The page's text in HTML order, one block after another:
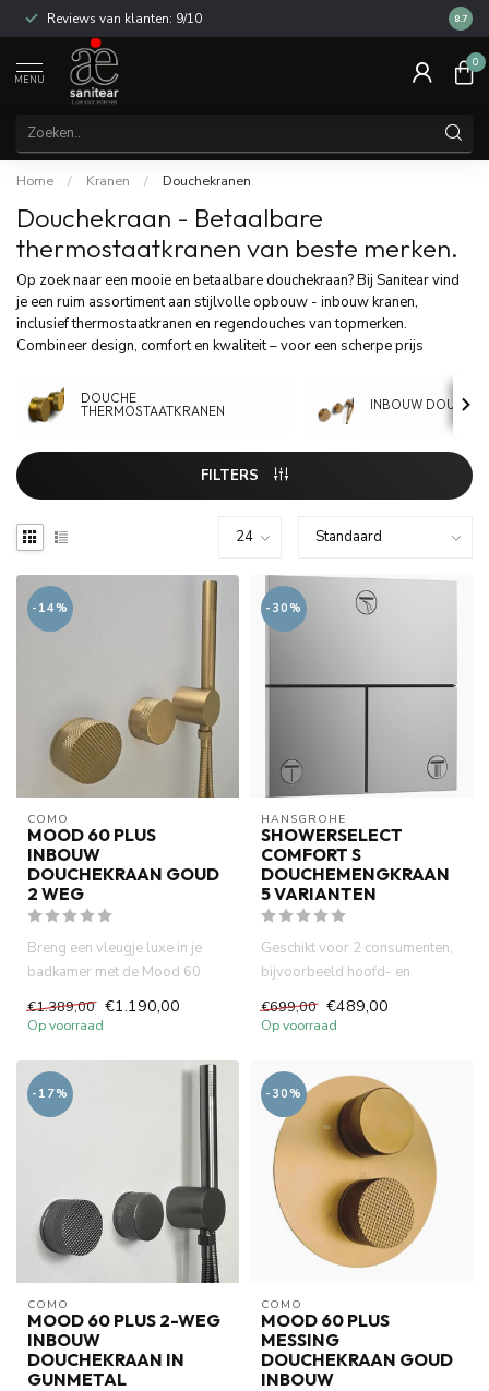
Reviews van klanten: 9/10 14
8.7
MENU
0
Home / Kranen / Douchekranen
Douchekraan - Betaalbare
thermostaatkranen van beste merken.
Op zoek naar een mooie en betaalbare douchekraan? Bij Sanitear vind
je een ruim assortiment aan stijlvolle opbouw - inbouw kranen,
inclusief thermostaatkranen en regendouches van topmerken.
Combineer design, comfort en kwaliteit – voor een scherpe prijs
DOUCHE
THERMOSTAATKRANEN
INBOUW
FILTERS
-14%
COMO
MOOD 60 PLUS
INBOUW
DOUCHEKRAAN GOUD
2 WEG
Breng een vleugje luxe in je
badkamer met de Mood 60
€1.389,00 €1.190,00
Op voorraad
-30%
HANSGROHE
SHOWERSELECT
COMFORT S
DOUCHEMENGKRAAN
5 VARIANTEN
Geschikt voor 2 consumenten,
bijvoorbeeld hoofd- en
€699,00 €489,00
Op voorraad
-17%
COMO
MOOD 60 PLUS 2-WEG
INBOUW
DOUCHEKRAAN IN
GUNMETAL
-30%
COMO
MOOD 60 PLUS
MESSING
DOUCHEKRAAN GOUD
INBOUW